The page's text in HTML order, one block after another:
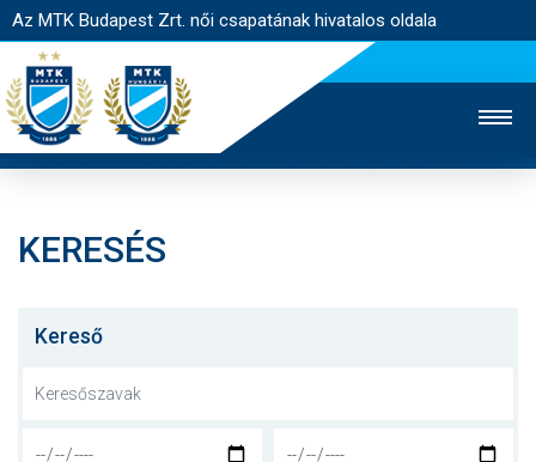
Az MTK Budapest Zrt. női csapatának hivatalos oldala
JEGYÉRTÉKESÍTÉS
NYITÓLAP
KERESÉS
Kereső